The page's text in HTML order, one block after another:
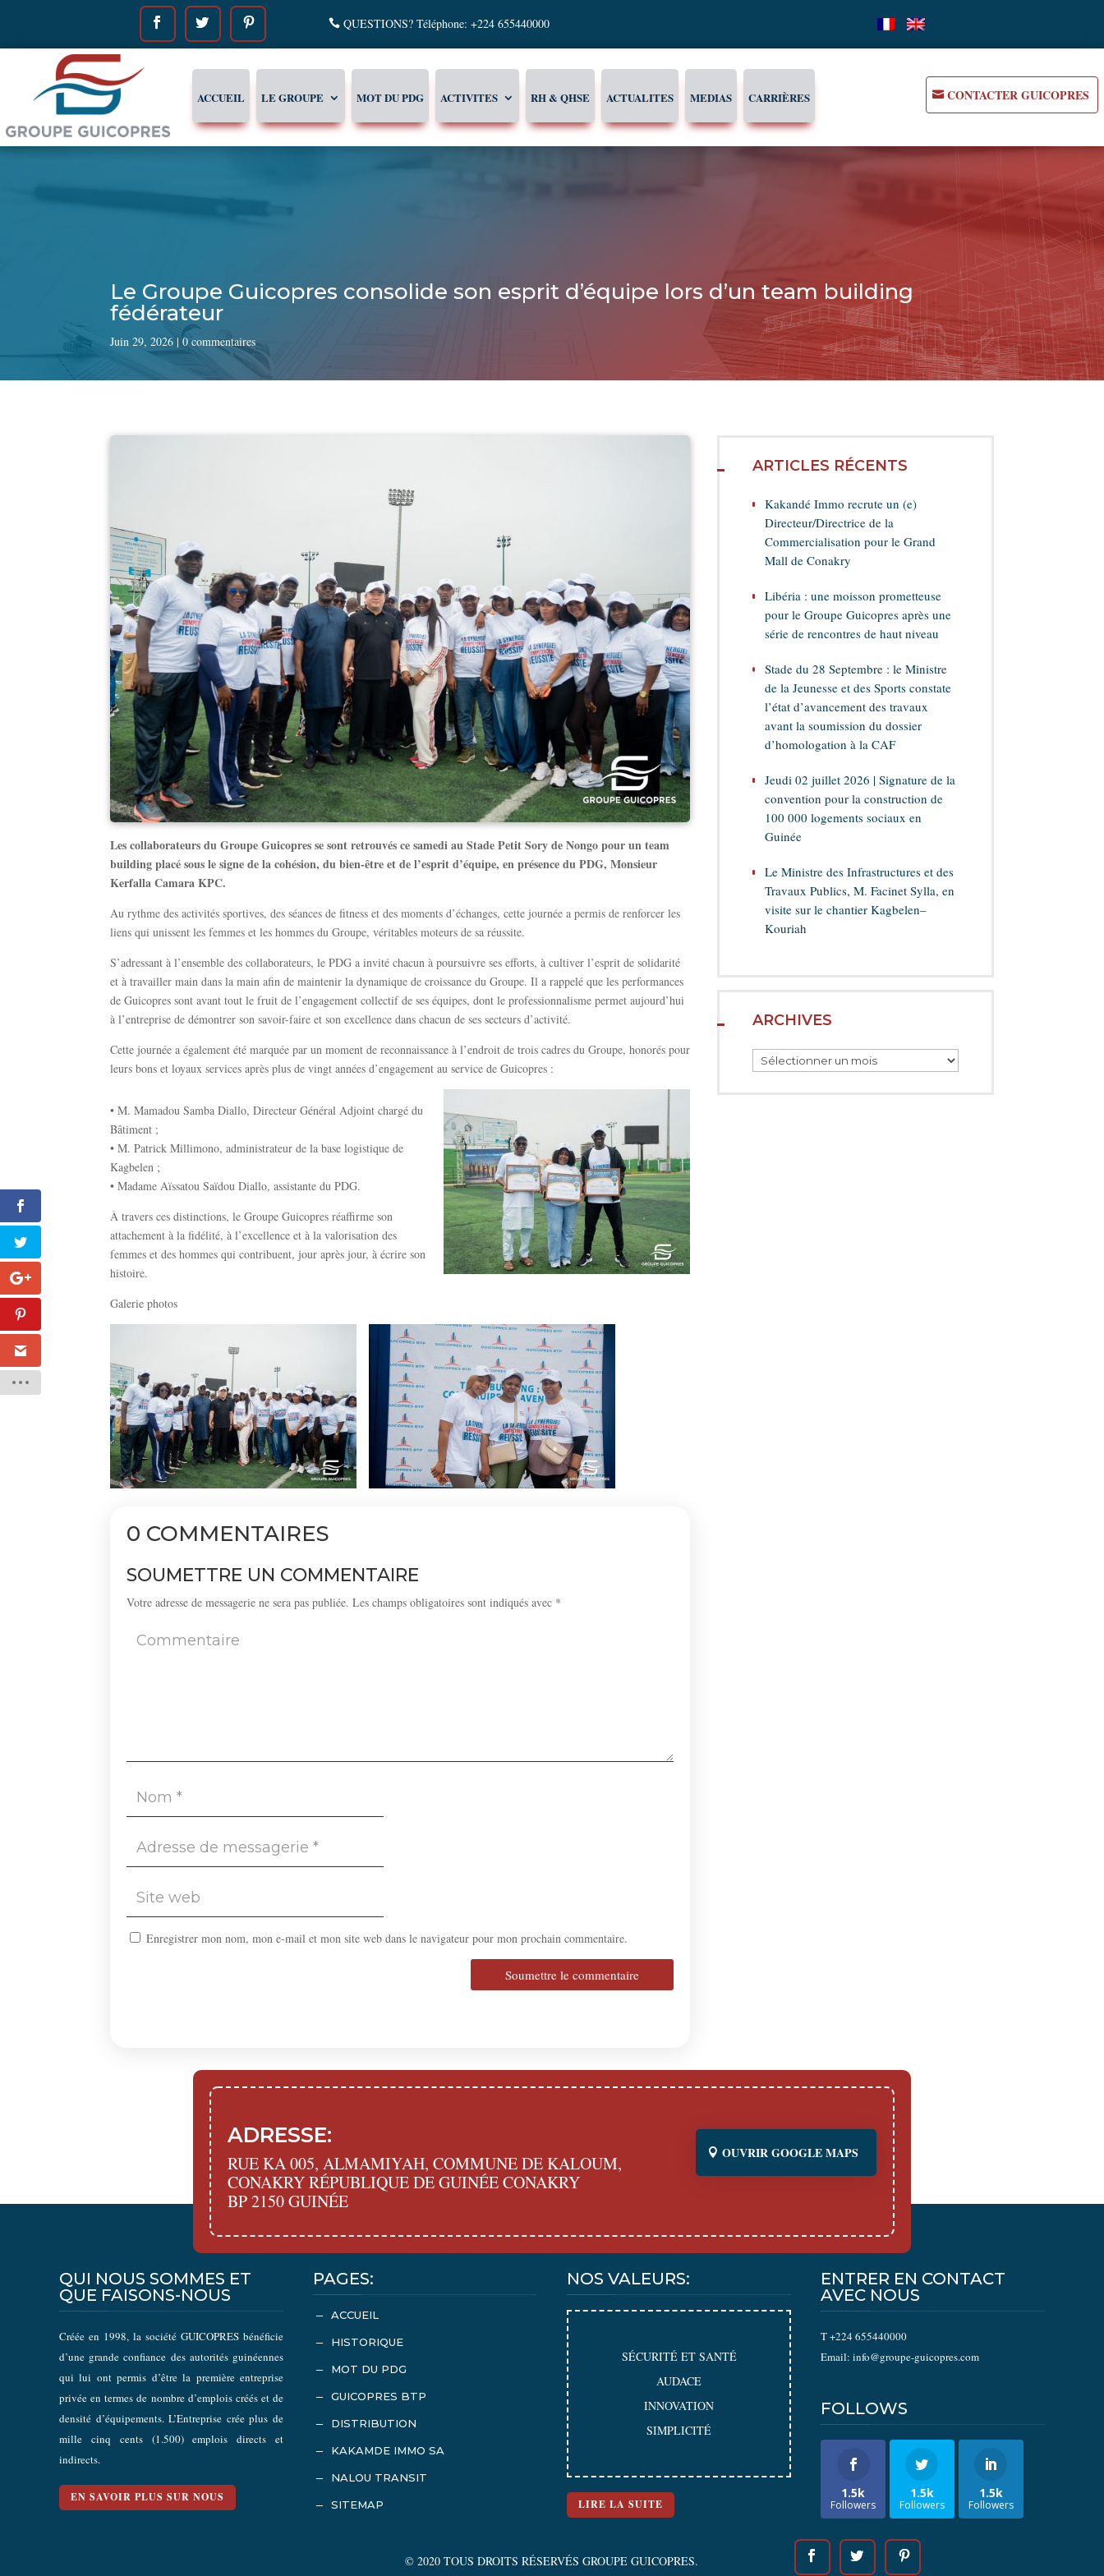
QUESTIONS? Téléphone: +224 655440000
ACCUEIL LE GROUPE MOT DU PDG ACTIVITES RH & QHSE ACTUALITES MEDIAS CARRIÈRES CONTACTER GUICOPRES
Le Groupe Guicopres consolide son esprit d’équipe lors d’un team building
fédérateur
Juin 29, 2026 |0 commentaires
Les collaborateurs du Groupe Guicopres se sont retrouvés ce samedi au Stade Petit Sory de Nongo pour un team
building placé sous le signe de la cohésion, du bien-être et de l’esprit d’équipe, en présence du PDG, Monsieur
Kerfalla Camara KPC.
Au rythme des activités sportives, des séances de fitness et des moments d’échanges, cette journée a permis de renforcer les
liens qui unissent les femmes et les hommes du Groupe, véritables moteurs de sa réussite.
S’adressant à l’ensemble des collaborateurs, le PDG a invité chacun à poursuivre ses efforts, à cultiver l’esprit de solidarité
et à travailler main dans la main afin de maintenir la dynamique de croissance du Groupe. Il a rappelé que les performances
de Guicopres sont avant tout le fruit de l’engagement collectif de ses équipes, dont le professionnalisme permet aujourd’hui
à l’entreprise de démontrer son savoir-faire et son excellence dans chacun de ses secteurs d’activité.
Cette journée a également été marquée par un moment de reconnaissance à l’endroit de trois cadres du Groupe, honorés pour
leurs bons et loyaux services après plus de vingt années d’engagement au service de Guicopres :
•⁠ ⁠M. Mamadou Samba Diallo, Directeur Général Adjoint chargé du
Bâtiment ;
•⁠ ⁠M. Patrick Millimono, administrateur de la base logistique de
Kagbelen ;
•⁠ ⁠Madame Aïssatou Saïdou Diallo, assistante du PDG.
À travers ces distinctions, le Groupe Guicopres réaffirme son
attachement à la fidélité, à l’excellence et à la valorisation des
femmes et des hommes qui contribuent, jour après jour, à écrire son
histoire.
Galerie photos
0 COMMENTAIRES
SOUMETTRE UN COMMENTAIRE
Votre adresse de messagerie ne sera pas publiée. Les champs obligatoires sont indiqués avec *
Enregistrer mon nom, mon e-mail et mon site web dans le navigateur pour mon prochain commentaire.
Soumettre le commentaire
ARTICLES RÉCENTS
Kakandé Immo recrute un (e)
Directeur/Directrice de la
Commercialisation pour le Grand
Mall de Conakry
Libéria : une moisson prometteuse
pour le Groupe Guicopres après une
série de rencontres de haut niveau
Stade du 28 Septembre : le Ministre
de la Jeunesse et des Sports constate
l’état d’avancement des travaux
avant la soumission du dossier
d’homologation à la CAF
Jeudi 02 juillet 2026 | Signature de la
convention pour la construction de
100 000 logements sociaux en
Guinée
Le Ministre des Infrastructures et des
Travaux Publics, M. Facinet Sylla, en
visite sur le chantier Kagbelen–
Kouriah
ARCHIVES
Archives
ADRESSE:
RUE KA 005, ALMAMIYAH, COMMUNE DE KALOUM,
CONAKRY RÉPUBLIQUE DE GUINÉE CONAKRY
BP 2150 GUINÉE
OUVRIR GOOGLE MAPS
QUI NOUS SOMMES ET
QUE FAISONS-NOUS
Créée en 1998, la société GUICOPRES bénéficie
d’une grande confiance des autorités guinéennes
qui lui ont permis d’être la première entreprise
privée en termes de nombre d’emplois créés et de
densité d’équipements. L’Entreprise crée plus de
mille cinq cents (1.500) emplois directs et
indirects.
EN SAVOIR PLUS SUR NOUS
PAGES:
K ACCUEIL
K HISTORIQUE
K MOT DU PDG
K GUICOPRES BTP
K DISTRIBUTION
K KAKAMDE IMMO SA
K NALOU TRANSIT
K SITEMAP
NOS VALEURS:
SÉCURITÉ ET SANTÉ
AUDACE
INNOVATION
SIMPLICITÉ
LIRE LA SUITE
ENTRER EN CONTACT
AVEC NOUS
T +224 655440000
Email: info@groupe-guicopres.com
FOLLOWS
1.5k
Followers
1.5k
Followers
1.5k
Followers
© 2020 TOUS DROITS RÉSERVÉS GROUPE GUICOPRES.